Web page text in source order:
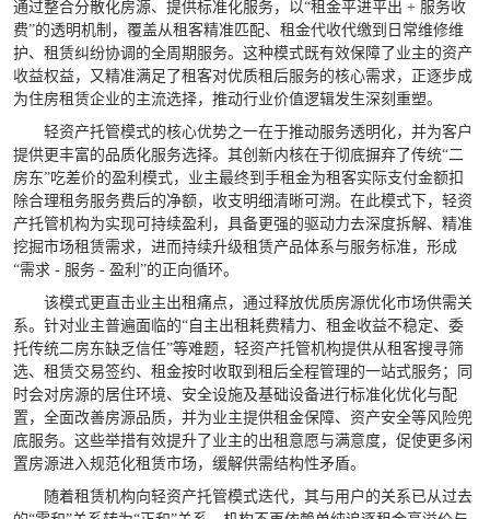
通过整合分散化房源、提供标准化服务，以“租金平进平出 + 服务收
费”的透明机制，覆盖从租客精准匹配、租金代收代缴到日常维修维
护、租赁纠纷协调的全周期服务。这种模式既有效保障了业主的资产
收益权益，又精准满足了租客对优质租后服务的核心需求，正逐步成
为住房租赁企业的主流选择，推动行业价值逻辑发生深刻重塑。
轻资产托管模式的核心优势之一在于推动服务透明化，并为客户
提供更丰富的品质化服务选择。其创新内核在于彻底摒弃了传统“二
房东”吃差价的盈利模式，业主最终到手租金为租客实际支付金额扣
除合理租务服务费后的净额，收支明细清晰可溯。在此模式下，轻资
产托管机构为实现可持续盈利，具备更强的驱动力去深度拆解、精准
挖掘市场租赁需求，进而持续升级租赁产品体系与服务标准，形成
“需求 - 服务 - 盈利”的正向循环。
该模式更直击业主出租痛点，通过释放优质房源优化市场供需关
系。针对业主普遍面临的“自主出租耗费精力、租金收益不稳定、委
托传统二房东缺乏信任”等难题，轻资产托管机构提供从租客搜寻筛
选、租赁交易签约、租金按时收取到租后全程管理的一站式服务；同
时会对房源的居住环境、安全设施及基础设备进行标准化优化与配
置，全面改善房源品质，并为业主提供租金保障、资产安全等风险兜
底服务。这些举措有效提升了业主的出租意愿与满意度，促使更多闲
置房源进入规范化租赁市场，缓解供需结构性矛盾。
随着租赁机构向轻资产托管模式迭代，其与用户的关系已从过去